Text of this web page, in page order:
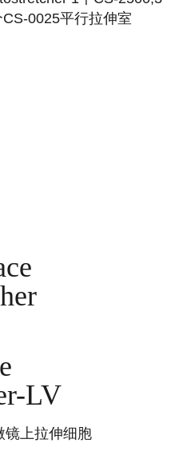
0025平行拉伸室
LV
镜上拉伸细胞